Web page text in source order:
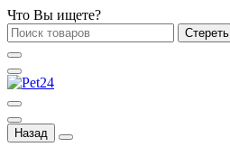
Что Вы ищете?
Стереть
Назад